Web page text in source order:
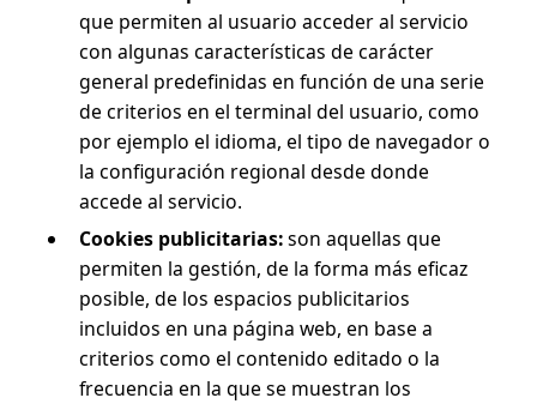
que permiten al usuario acceder al servicio
con algunas características de carácter
general predefinidas en función de una serie
de criterios en el terminal del usuario, como
por ejemplo el idioma, el tipo de navegador o
la configuración regional desde donde
accede al servicio.
Cookies publicitarias:son aquellas que
permiten la gestión, de la forma más eficaz
posible, de los espacios publicitarios
incluidos en una página web, en base a
criterios como el contenido editado o la
frecuencia en la que se muestran los